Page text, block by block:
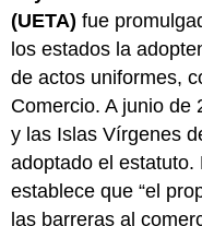
(UETA) fue
los estados la
de actos uniformes,
Comercio. A junio de
y las Islas Vírgenes
adoptado el
establece que “el
las barreras al